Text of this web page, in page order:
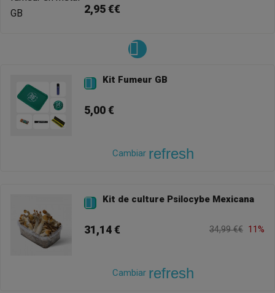
2,95 €€
 Kit Fumeur GB
5,00 €
Cambiar refresh
 Kit de culture Psilocybe Mexicana
31,14 € 34,99 €€ 11%
Cambiar refresh